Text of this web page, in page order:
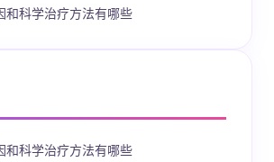
和科学治疗方法有哪些
和科学治疗方法有哪些